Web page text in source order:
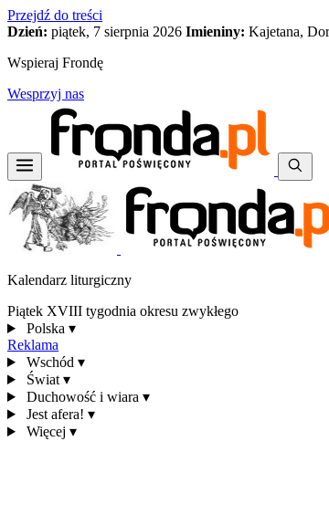
Przejdź do treści
Dzień: piątek, 7 sierpnia 2026 Imieniny: Kajetana,
Wspieraj Frondę
Wesprzyj nas
Kalendarz liturgiczny
Piątek XVIII tygodnia okresu zwykłego
Polska ▾
Reklama
Wschód ▾
Świat ▾
Duchowość i wiara ▾
Jest afera! ▾
Więcej ▾